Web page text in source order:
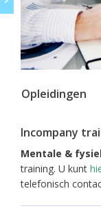
Opleidingen
Incompany
Mentale &
training. U kunt
telefonisch